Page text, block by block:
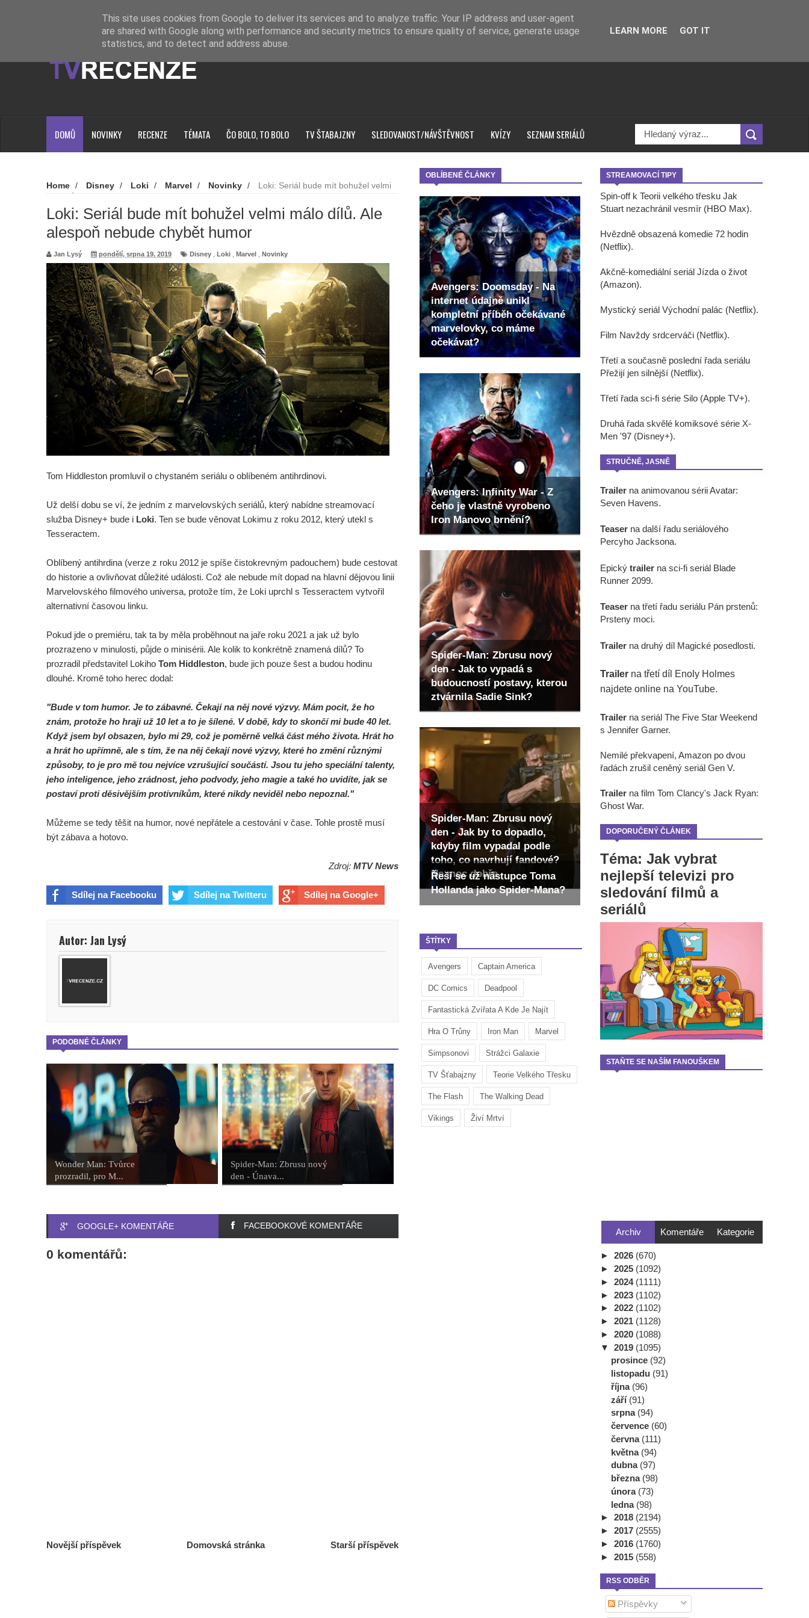
Loading...
DOMŮ NOVINKY RECENZE TÉMATA ČO BOLO, TO BOLO TV ŠTABAJZNY SLEDOVANOST/NÁVŠTĚVNOST KVÍZY SEZNAM SERIÁLŮ
OBLÍBENÉ ČLÁNKY
Avengers: Doomsday - Na
internet údajně unikl
kompletní příběh očekávané
marvelovky, co máme
očekávat?
Avengers: Infinity War - Z
čeho je vlastně vyrobeno
Iron Manovo brnění?
Spider-Man: Zbrusu nový
den - Jak to vypadá s
budoucností postavy, kterou
ztvárnila Sadie Sink?
Spider-Man: Zbrusu nový
den - Jak by to dopadlo,
kdyby film vypadal podle
toho, co navrhují fandové?
Ne moc dobře
Řeší se už nástupce Toma
Hollanda jako Spider-Mana?
ŠTÍTKY
Avengers Captain America
DC Comics Deadpool
Fantastická Zvířata A Kde Je Najít
Hra O Trůny Iron Man Marvel
Simpsonovi Strážci Galaxie
TV Šťabajzny Teorie Velkého Třesku
The Flash The Walking Dead
Vikings Živí Mrtví
Home / Disney / Loki / Marvel / Novinky /
Loki: Seriál bude mít bohužel velmi
Loki: Seriál bude mít bohužel velmi málo dílů. Ale
alespoň nebude chybět humor
Jan Lysý pondělí, srpna 19, 2019 Disney Loki Marvel Novinky
Tom Hiddleston promluvil o chystaném seriálu o oblíbeném antihrdinovi.
Už delší dobu se ví, že jedním z marvelovských seriálů, který nabídne streamovací
služba Disney+ bude i Loki. Ten se bude věnovat Lokimu z roku 2012, který utekl s
Tesseractem.
Oblíbený antihrdina (verze z roku 2012 je spíše čistokrevným padouchem) bude cestovat
do historie a ovlivňovat důležité události. Což ale nebude mít dopad na hlavní dějovou linii
Marvelovského filmového universa, protože tím, že Loki uprchl s Tesseractem vytvořil
alternativní časovou linku.
Pokud jde o premiéru, tak ta by měla proběhnout na jaře roku 2021 a jak už bylo
prozrazeno v minulosti, půjde o minisérii. Ale kolik to konkrétně znamená dílů? To
prozradil představitel Lokiho Tom Hiddleston, bude jich pouze šest a budou hodinu
dlouhé. Kromě toho herec dodal:
"Bude v tom humor. Je to zábavné. Čekají na něj nové výzvy. Mám pocit, že ho
znám, protože ho hraji už 10 let a to je šílené. V době, kdy to skončí mi bude 40 let.
Když jsem byl obsazen, bylo mi 29, což je poměrně velká část mého života. Hrát ho
a hrát ho upřímně, ale s tím, že na něj čekají nové výzvy, které ho změní různými
způsoby, to je pro mě tou nejvíce vzrušující součástí. Jsou tu jeho speciální talenty,
jeho inteligence, jeho zrádnost, jeho podvody, jeho magie a také ho uvidíte, jak se
postaví proti děsivějším protivníkům, které nikdy neviděl nebo nepoznal."
Můžeme se tedy těšit na humor, nové nepřátele a cestování v čase. Tohle prostě musí
být zábava a hotovo.
Zdroj: MTV News
Sdílej na Facebooku Sdílej na Twitteru Sdílej na Google+
Autor: Jan Lysý
PODOBNÉ ČLÁNKY
Wonder Man: Tvůrce
prozradil, pro M...
Spider-Man: Zbrusu nový
den - Únava...
GOOGLE+ KOMENTÁŘE FACEBOOKOVÉ KOMENTÁŘE
0 komentářů:
Novější příspěvek Starší příspěvek
Domovská stránka
STREAMOVACÍ TIPY
Spin-off k Teorii velkého třesku Jak
Stuart nezachránil vesmír (HBO Max).
Hvězdně obsazená komedie 72 hodin
(Netflix).
Akčně-komediální seriál Jízda o život
(Amazon).
Mystický seriál Východní palác (Netflix).
Film Navždy srdcerváči (Netflix).
Třetí a současně poslední řada seriálu
Přežijí jen silnější (Netflix).
Třetí řada sci-fi série Silo (Apple TV+).
Druhá řada skvělé komiksové série X-
Men '97 (Disney+).
STRUČNĚ, JASNĚ
Trailer na animovanou sérii Avatar:
Seven Havens.
Teaser na další řadu seriálového
Percyho Jacksona.
Epický trailer na sci-fi seriál Blade
Runner 2099.
Teaser na třetí řadu seriálu Pán prstenů:
Prsteny moci.
Trailer na druhý díl Magické posedlosti.
Trailer na třetí díl Enoly Holmes
najdete online na YouTube.
Trailer na seriál The Five Star Weekend
s Jennifer Garner.
Nemilé překvapení, Amazon po dvou
řadách zrušil ceněný seriál Gen V.
Trailer na film Tom Clancy's Jack Ryan:
Ghost War.
DOPORUČENÝ ČLÁNEK
Téma: Jak vybrat
nejlepší televizi pro
sledování filmů a
seriálů
STAŇTE SE NAŠÍM FANOUŠKEM
Archiv Komentáře Kategorie
► 2026 (670)
► 2025 (1092)
► 2024 (1111)
► 2023 (1102)
► 2022 (1102)
► 2021 (1128)
► 2020 (1088)
▼ 2019 (1095)
prosince (92)
listopadu (91)
října (96)
září (91)
srpna (94)
července (60)
června (111)
května (94)
dubna (97)
března (98)
února (73)
ledna (98)
► 2018 (2194)
► 2017 (2555)
► 2016 (1760)
► 2015 (558)
RSS ODBĚR
Příspěvky
This site uses cookies from Google to deliver its services and to analyze traffic. Your IP address and user-agent
are shared with Google along with performance and security metrics to ensure quality of service, generate usage
statistics, and to detect and address abuse.
LEARN MORE GOT IT